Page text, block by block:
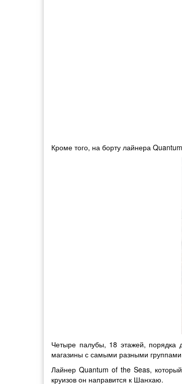
Кроме того, на борту лайнера
Четыре палубы, 18 этажей, порядка
магазины с самыми разными группами
Лайнер Quantum of the Seas,
круизов он направится к Шанхаю.